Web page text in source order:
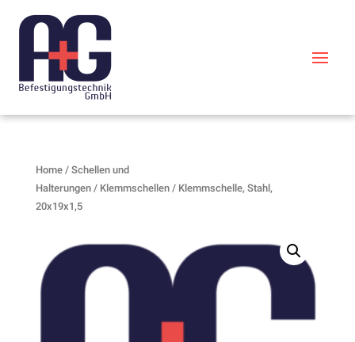
Home/ Schellen und
Halterungen/ Klemmschellen/ Klemmschelle, Stahl,
20x19x1,5